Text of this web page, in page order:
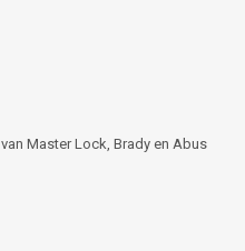
Master Lock, Brady en Abus